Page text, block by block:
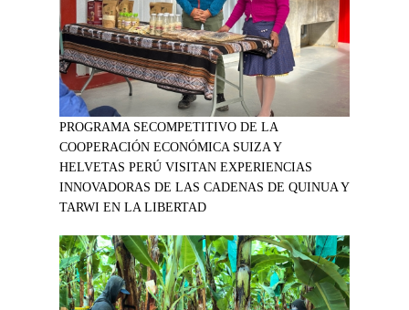
PROGRAMA SECOMPETITIVO DE LA
COOPERACIÓN ECONÓMICA SUIZA Y
HELVETAS PERÚ VISITAN EXPERIENCIAS
INNOVADORAS DE LAS CADENAS DE QUINUA Y
TARWI EN LA LIBERTAD